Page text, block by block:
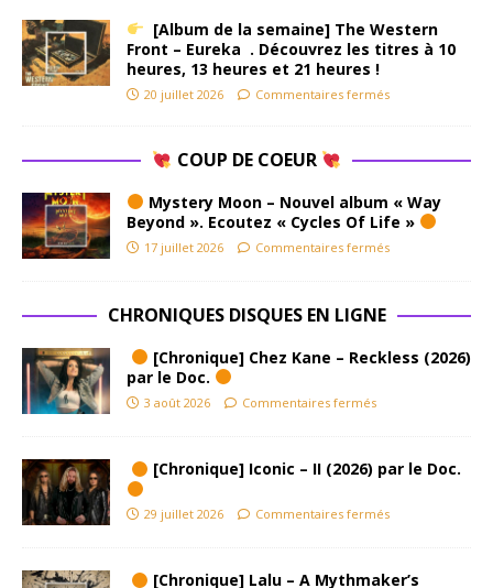
[Album de la semaine] The Western
Front – Eureka . Découvrez les titres à 10
heures, 13 heures et 21 heures !
20 juillet 2026 Commentaires fermés
COUP DE COEUR
Mystery Moon – Nouvel album « Way
Beyond ». Ecoutez « Cycles Of Life »
17 juillet 2026 Commentaires fermés
CHRONIQUES DISQUES EN LIGNE
[Chronique] Chez Kane – Reckless (2026)
par le Doc.
3 août 2026 Commentaires fermés
[Chronique] Iconic – II (2026) par le Doc.
29 juillet 2026 Commentaires fermés
[Chronique] Lalu – A Mythmaker’s